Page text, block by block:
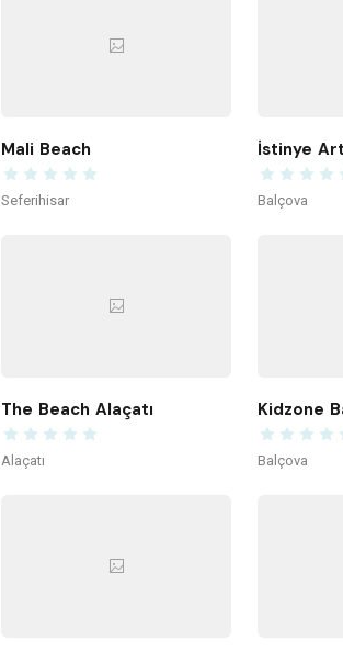
Mali Beach
Seferihisar
İstinye Art
Balçova
The Beach Alaçatı
Alaçatı Balçova